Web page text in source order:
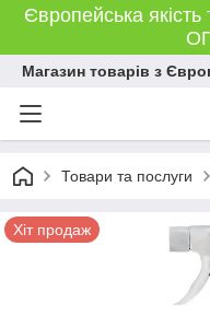
Європейська
Магазин товарів з
Товари та послуги
Хіт продаж